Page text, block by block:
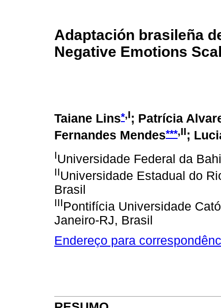
Adaptación brasileña
Negative Emotions
Taiane Lins*,I; Patrícia
Fernandes Mendes***,II;
IUniversidade Federal da
IIUniversidade Estadual do
Brasil
IIIPontifícia Universidade
Janeiro-RJ, Brasil
Endereço para